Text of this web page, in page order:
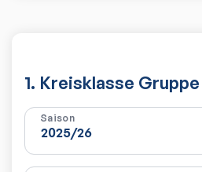
1. Kreisklasse
Saison